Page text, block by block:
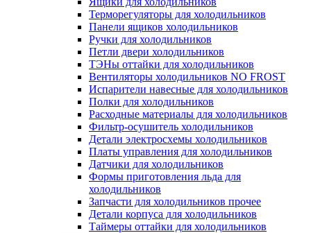
Терморегуляторы для холодильников
Панели ящиков холодильников
Ручки для холодильников
Петли двери холодильников
ТЭНы оттайки для холодильников
Вентиляторы холодильников NO FROST
Испарители навесные для холодильников
Полки для холодильников
Расходные материалы для холодильников
Фильтр-осушитель холодильников
Детали электросхемы холодильников
Платы управления для холодильников
Датчики для холодильников
Формы приготовления льда для
холодильников
Запчасти для холодильников прочее
Детали корпуса для холодильников
Таймеры оттайки для холодильников